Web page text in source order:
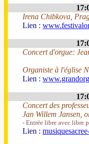
Irena Chibkova,
Lien :
Concert d'orgue:
Organiste à l'église
Lien :
Concert des
Jan Willem Jansen,
- Entrée libre avec libre
Lien :